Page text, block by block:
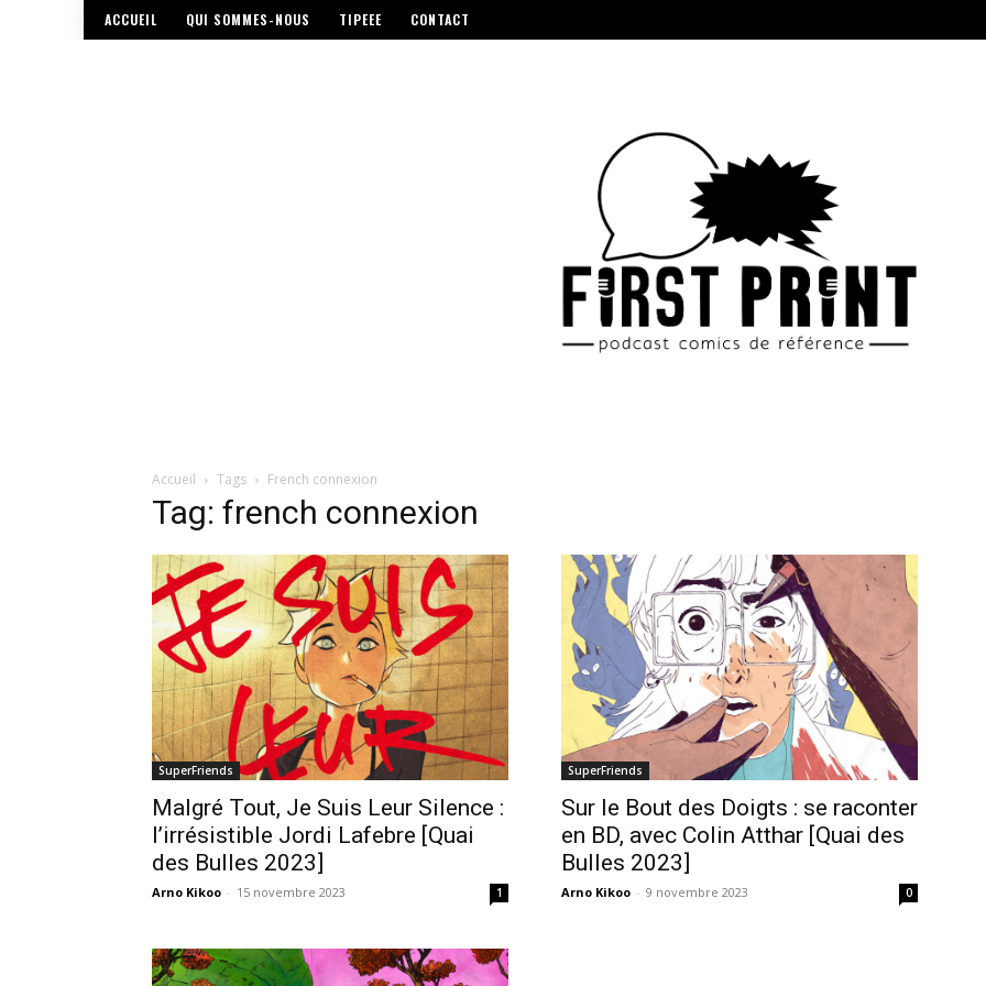
ACCUEIL QUI SOMMES-NOUS TIPEEE CONTACT
Accueil Tags French connexion
Tag: french connexion
SuperFriends
Malgré Tout, Je Suis Leur Silence :
l’irrésistible Jordi Lafebre [Quai
des Bulles 2023]
Arno Kikoo - 15 novembre 2023 1
SuperFriends
Sur le Bout des Doigts : se raconter
en BD, avec Colin Atthar [Quai des
Bulles 2023]
Arno Kikoo - 9 novembre 2023 0